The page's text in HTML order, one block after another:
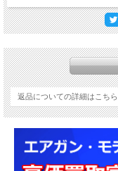
返品についての詳細はこちら